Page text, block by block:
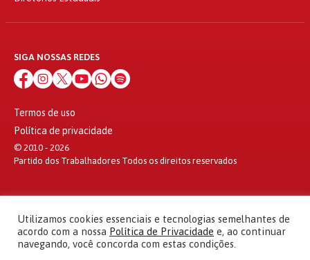
SIGA NOSSAS REDES
Termos de uso
Política de privacidade
© 2010 - 2026
Partido dos Trabalhadores Todos os direitos reservados
Utilizamos cookies essenciais e tecnologias semelhantes de
acordo com a nossa Política de Privacidade e, ao continuar
navegando, você concorda com estas condições.